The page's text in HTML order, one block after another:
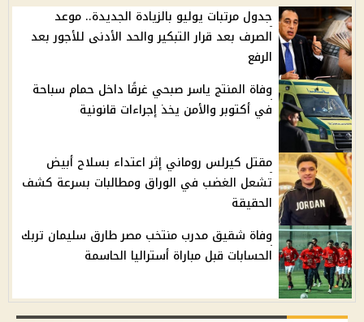
جدول مرتبات يوليو بالزيادة الجديدة.. موعد
الصرف بعد قرار التبكير والحد الأدنى للأجور بعد
الرفع
وفاة المنتج ياسر صبحي غرقًا داخل حمام سباحة
في أكتوبر والأمن يخذ إجراءات قانونية
مقتل كيرلس روماني إثر اعتداء بسلاح أبيض
تشعل الغضب في الوراق ومطالبات بسرعة كشف
الحقيقة
وفاة شقيق مدرب منتخب مصر طارق سليمان تربك
الحسابات قبل مباراة أستراليا الحاسمة